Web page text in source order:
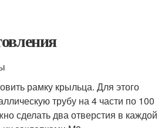
рамку крыльца. Для этого
трубу на 4 части по 100
сделать два отверстия в каждой